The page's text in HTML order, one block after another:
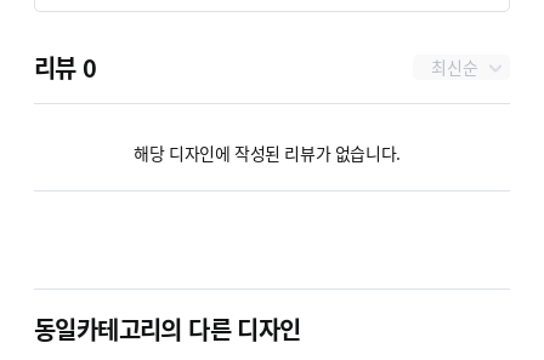
반응형 기업홍보 C04
반응형 기업홍보 C03
반응형
리뷰0 최신순
해당 디자인에 작성된 리뷰가 없습니다.
동일카테고리의 다른 디자인